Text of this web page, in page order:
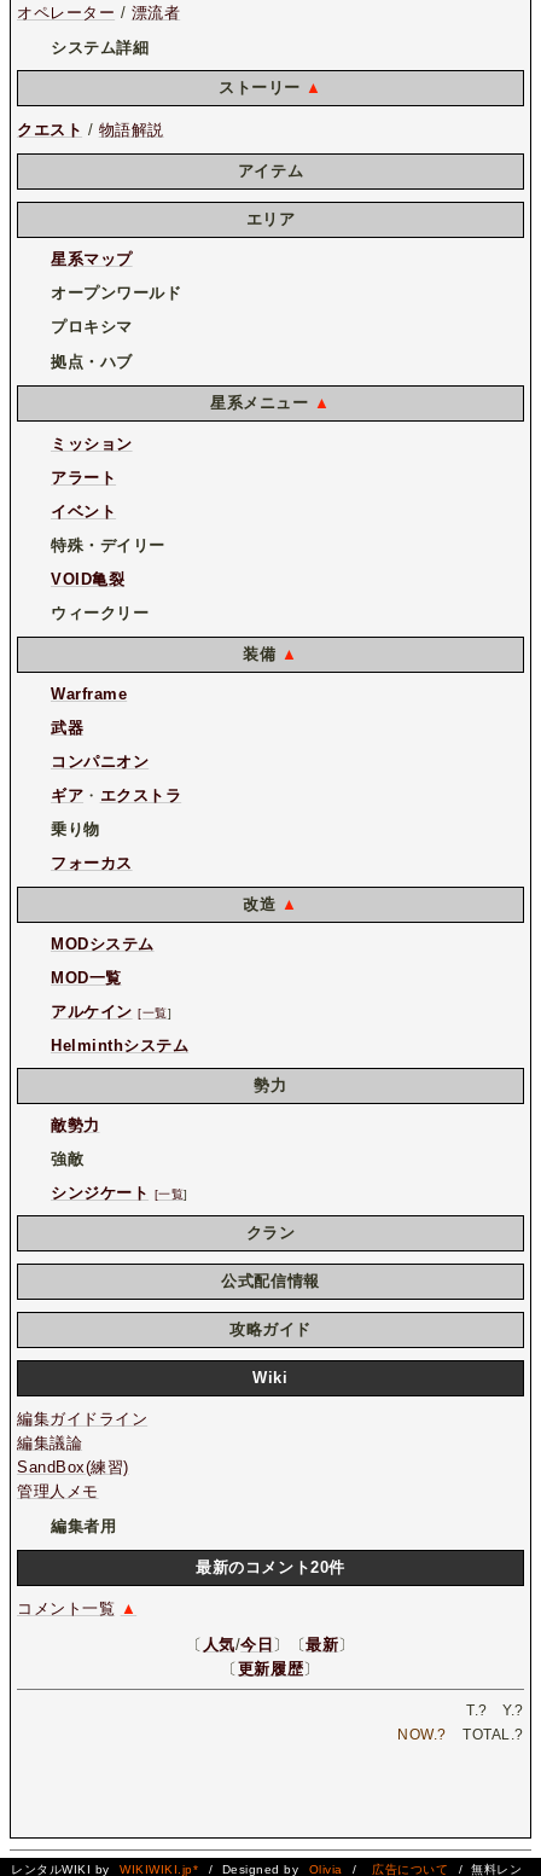
オペレーター / 漂流者
システム詳細
ストーリー ▲
クエスト / 物語解説
アイテム
エリア
星系マップ
オープンワールド
プロキシマ
拠点・ハブ
星系メニュー ▲
ミッション
アラート
イベント
特殊・デイリー
VOID亀裂
ウィークリー
装備 ▲
Warframe
武器
コンパニオン
ギア ・ エクストラ
乗り物
フォーカス
改造 ▲
MODシステム
MOD一覧
アルケイン [一覧]
Helminthシステム
勢力
敵勢力
強敵
シンジケート
[一覧]
クラン
公式配信情報
攻略ガイド
Wiki
編集ガイドライン
編集議論
SandBox(練習)
管理人メモ
編集者用
最新のコメント20件
コメント一覧 ▲
〔 人気/今日〕〔最新〕
〔更新履歴〕
T.? Y.?
NOW.? TOTAL.?
レンタルWIKI by WIKIWIKI.jp* / Designed by Olivia / 広告について / 無料レン